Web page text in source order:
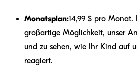
Monatsplan:14,99 $ pro Monat.
großartige Möglichkeit, unser
und zu sehen, wie Ihr Kind auf
reagiert.